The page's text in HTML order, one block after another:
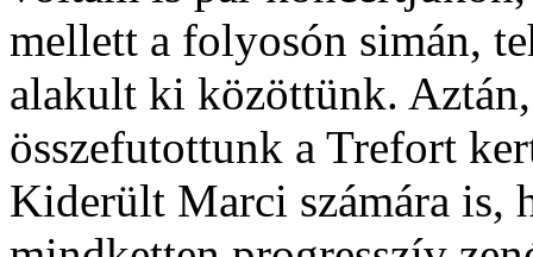
mellett a folyosón simán,
alakult ki közöttünk.
összefutottunk a Trefort
Kiderült Marci számára is,